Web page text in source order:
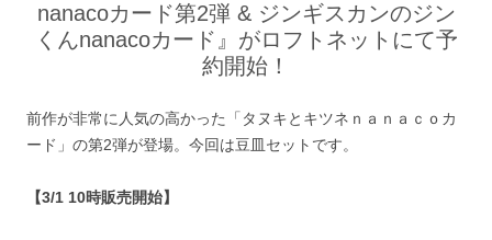
nanacoカード第2弾 & ジンギスカンのジン
くんnanacoカード』がロフトネットにて予
約開始！
前作が非常に人気の高かった「タヌキとキツネｎａｎａｃｏカ
ード」の第2弾が登場。今回は豆皿セットです。
【3/1 10時販売開始】